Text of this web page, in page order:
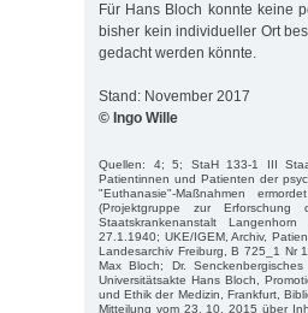
Für Hans Bloch konnte keine
bisher kein individueller Ort
gedacht werden könnte.
Stand: November 2017
© Ingo Wille
Quellen: 4; 5; StaH 133-1 III
Patientinnen und Patienten der
"Euthanasie"-Maßnahmen
(Projektgruppe zur
Staatskrankenanstalt
27.1.1940; UKE/IGEM, Archiv,
Landesarchiv Freiburg, B 725_1 Nr
Max Bloch; Dr.
Universitätsakte Hans Bloch,
und Ethik der Medizin, Frankfurt,
Mitteilung vom 23. 10. 2015 über